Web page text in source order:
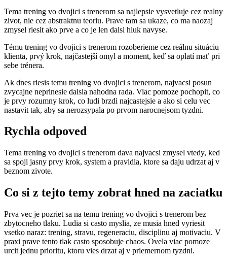
Tema trening vo dvojici s trenerom sa najlepsie vysvetluje cez realny
zivot, nie cez abstraktnu teoriu. Prave tam sa ukaze, co ma naozaj
zmysel riesit ako prve a co je len dalsi hluk navyse.
Tému trening vo dvojici s trenerom rozoberieme cez reálnu situáciu
klienta, prvý krok, najčastejší omyl a moment, keď sa oplatí mať pri
sebe trénera.
Ak dnes riesis temu trening vo dvojici s trenerom, najvacsi posun
zvycajne neprinesie dalsia nahodna rada. Viac pomoze pochopit, co
je prvy rozumny krok, co ludi brzdi najcastejsie a ako si celu vec
nastavit tak, aby sa nerozsypala po prvom narocnejsom tyzdni.
Rychla odpoved
Tema trening vo dvojici s trenerom dava najvacsi zmysel vtedy, ked
sa spoji jasny prvy krok, system a pravidla, ktore sa daju udrzat aj v
beznom zivote.
Co si z tejto temy zobrat hned na zaciatku
Prva vec je pozriet sa na temu trening vo dvojici s trenerom bez
zbytocneho tlaku. Ludia si casto myslia, ze musia hned vyriesit
vsetko naraz: trening, stravu, regeneraciu, disciplinu aj motivaciu. V
praxi prave tento tlak casto sposobuje chaos. Ovela viac pomoze
urcit jednu prioritu, ktoru vies drzat aj v priemernom tyzdni.